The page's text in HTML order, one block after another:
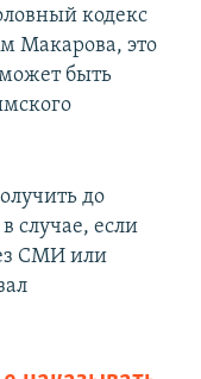
кодекс
Макарова, это
быть
до
случае, если
СМИ или